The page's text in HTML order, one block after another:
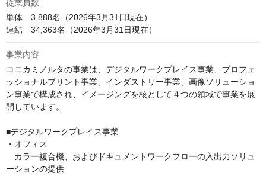
従業員数
単体　3,888名（2026年3月31日現在）
連結　34,363名（2026年3月31日現在）
事業内容
コニカミノルタの事業は、デジタルワークプレイス事業、プロフェ
ッショナルプリント事業、インダストリー事業、画像ソリューショ
ン事業で構成され、イメージングを核として４つの領域で事業を展
開しています。
■デジタルワークプレイス事業
・オフィス
カラー複合機、およびドキュメントワークフローの入出力ソリュ
ーションの提供